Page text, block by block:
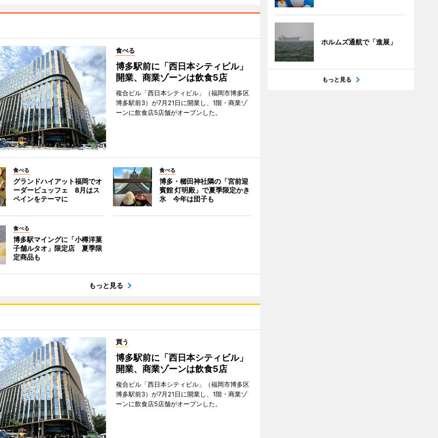
食べる
博多駅前に「西日本シティビル」
開業、商業ゾーンは飲食5店
複合ビル「西日本シティビル」（福岡市博多区
博多駅前3）が7月21日に開業し、1階・商業ゾ
ーンに飲食店5店舗がオープンした。
食べる
グランドハイアット福岡でオ
ーダービュッフェ 8月はス
ペインをテーマに
食べる
博多・櫛田神社隣の「宮前迎
賓館 灯明殿」で夏季限定かき
氷 今年は団子も
食べる
博多駅マイングに「小樽洋菓
子舗ルタオ」限定店 夏季限
定商品も
もっと見る
買う
博多駅前に「西日本シティビル」
開業、商業ゾーンは飲食5店
複合ビル「西日本シティビル」（福岡市博多区
博多駅前3）が7月21日に開業し、1階・商業ゾ
ーンに飲食店5店舗がオープンした。
ホルムズ通航で「進展」
もっと見る